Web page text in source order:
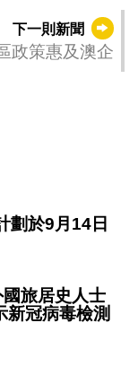
下一則新聞
政策惠及澳企
劃於9月14日
旅居史人士
新冠病毒檢測